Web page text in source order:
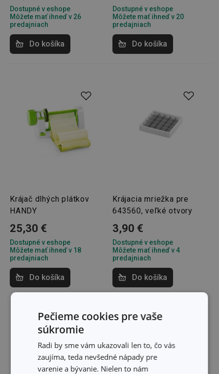
Dostupné v eshope
Môžete mať ihneď v 26
predajniach
Do košíka
Dostupné v eshope
Môžete mať ihneď v 20
predajniach
Do košíka
Krájač dlhých plátkov
HANDY
25,30 €
Dostupné v eshope
Môžete mať ihneď v 18
predajniach
Do košíka
Krájacia mriežka pre
643560, veľké otvory
3,90 €
Dostupné v eshope
Môžete mať ihneď v 4
predajniach
Do košíka
Pečieme cookies pre vaše
súkromie
Radi by sme vám ukazovali len to, čo vás
zaujíma, teda nevšedné nápady pre
varenie a bývanie. Nielen to nám